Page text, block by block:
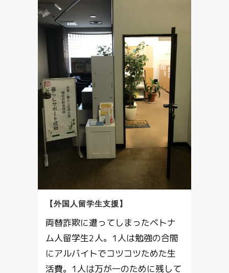
【外国人留学生支援】
両替詐欺に遭ってしまったベトナ
ム人留学生2人。1人は勉強の合間
にアルバイトでコツコツためた生
活費。1人は万が一のために残して